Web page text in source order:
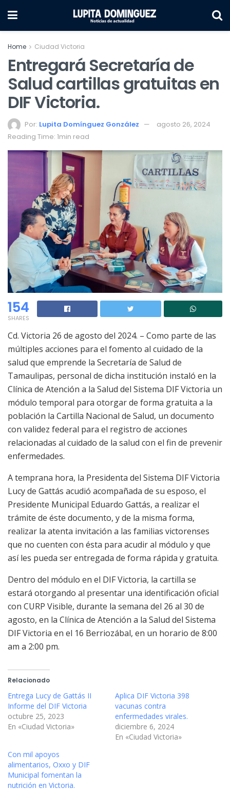
Home Ciudad Victoria
Entregará Secretaría de
Salud cartillas gratuitas en
DIF Victoria.
Por: Lupita Domínguez González
agosto 26, 2024
Reading Time: 1min read
154
SHARES
Cd. Victoria 26 de agosto del 2024. – Como parte de las
múltiples acciones para el fomento al cuidado de la
salud que emprende la Secretaría de Salud de
Tamaulipas, personal de dicha institución instaló en la
Clínica de Atención a la Salud del Sistema DIF Victoria un
módulo temporal para otorgar de forma gratuita a la
población la Cartilla Nacional de Salud, un documento
con validez federal para el registro de acciones
relacionadas al cuidado de la salud con el fin de prevenir
enfermedades.
A temprana hora, la Presidenta del Sistema DIF Victoria
Lucy de Gattás acudió acompañada de su esposo, el
Presidente Municipal Eduardo Gattás, a realizar el
trámite de éste documento, y de la misma forma,
realizar la atenta invitación a las familias victorenses
que no cuenten con ésta para acudir al módulo y que
así les pueda ser entregada de forma rápida y gratuita.
Dentro del módulo en el DIF Victoria, la cartilla se
estará otorgando al presentar una identificación oficial
con CURP Visible, durante la semana del 26 al 30 de
agosto, en la Clínica de Atención a la Salud del Sistema
DIF Victoria en el 16 Berriozábal, en un horario de 8:00
am a 2:00 pm.
Relacionado
Entrega Lucy de Gattás II
Informe del DIF Victoria
octubre 25, 2023
En «Ciudad Victoria»
Aplica DIF Victoria 398
vacunas contra
enfermedades virales.
diciembre 6, 2024
En «Ciudad Victoria»
Con mil apoyos
alimentarios, Oxxo y DIF
Municipal fomentan la
nutrición en Victoria.